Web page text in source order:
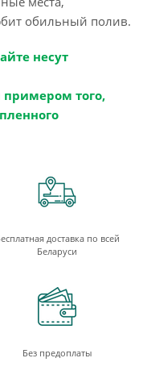
обильный полив.
несут
примером того,
доставка по всей
Беларуси
Без предоплаты